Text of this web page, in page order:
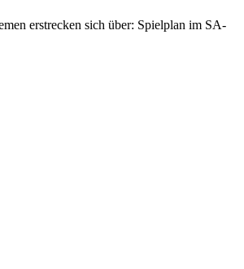
erstrecken sich über: Spielplan im SA-